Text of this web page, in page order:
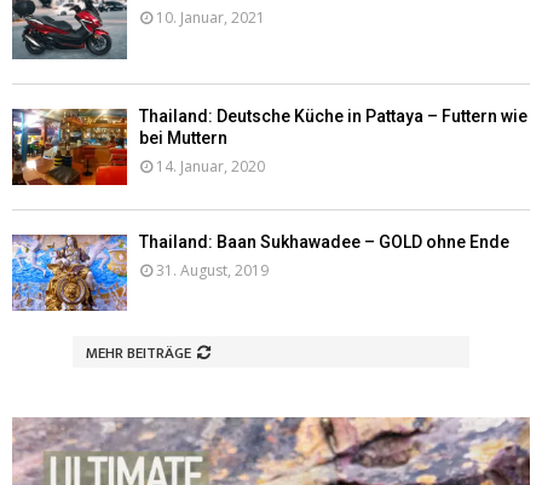
10. Januar, 2021
Thailand: Deutsche Küche in Pattaya – Futtern wie
bei Muttern
14. Januar, 2020
Thailand: Baan Sukhawadee – GOLD ohne Ende
31. August, 2019
MEHR BEITRÄGE